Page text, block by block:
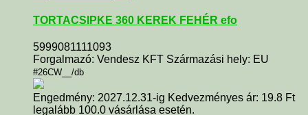
TORTACSIPKE 360 KEREK FEHÉR efo
5999081111093
Forgalmazó: Vendesz KFT Származási hely: EU
#26CW__/db
Engedmény: 2027.12.31-ig Kedvezményes ár: 19.8 Ft
legalább 100.0 vásárlása esetén.